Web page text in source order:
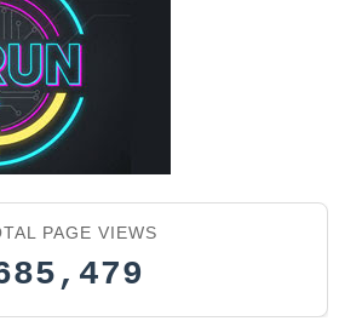
PAGE VIEWS